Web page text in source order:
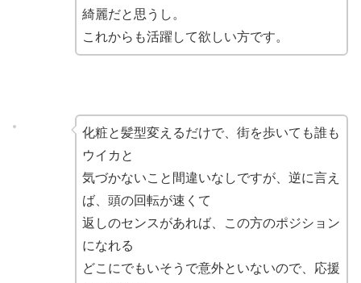
綺麗だと思うし。
これからも活躍して欲しい方です。
化粧と髪型変えるだけで、街を歩いても誰も
ウイカと
気づかないこと間違いなしですが、逆に言え
ば、頭の回転が速くて
返しのセンスがあれば、この方のポジション
になれる
どこにでもいそうで意外といないので、応援